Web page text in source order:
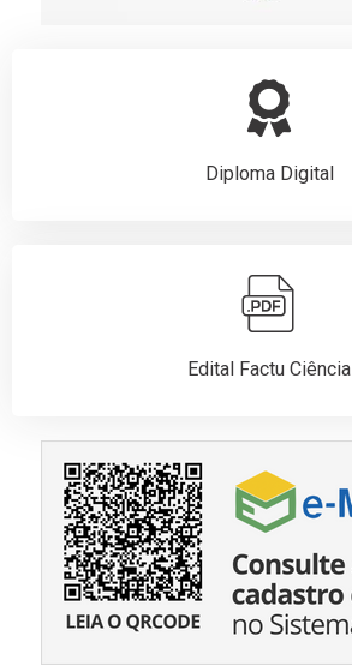
Diploma Digital
Edital Factu Ciência